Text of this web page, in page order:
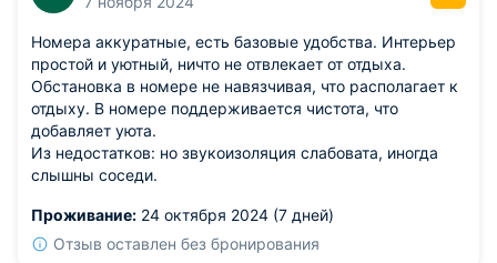
Номера аккуратные, есть базовые удобства. Интерьер
простой и уютный, ничто не отвлекает от отдыха.
Обстановка в номере не навязчивая, что располагает к
отдыху. В номере поддерживается чистота, что
добавляет уюта.
Из недостатков: но звукоизоляция слабовата, иногда
слышны соседи.
Проживание: 24 октября 2024 (7 дней)
Отзыв оставлен без бронирования